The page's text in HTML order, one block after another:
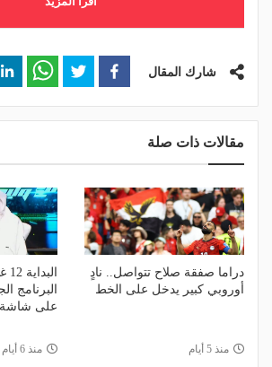
شارك المقال
مقالات ذات صلة
دراما صفقة صلاح تتواصل.. نادٍ
أوروبي كبير يدخل على الخط
منذ 5 أيام
البرنامج
على شاشة
منذ 6 أيام